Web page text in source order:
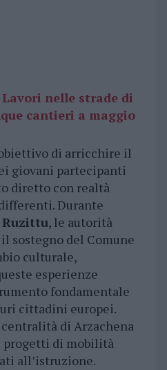
Lavori nelle strade di
cantieri a maggio
di arricchire il
giovani partecipanti
diretto con realtà
Durante
Ruzittu, le autorità
sostegno del Comune
culturale,
esperienze
fondamentale
cittadini europei.
centralità di Arzachena
progetti di mobilità
all’istruzione.